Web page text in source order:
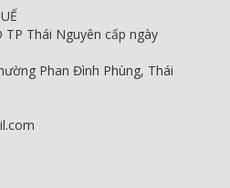
Thái Nguyên cấp ngày
Phan Đình Phùng, Thái